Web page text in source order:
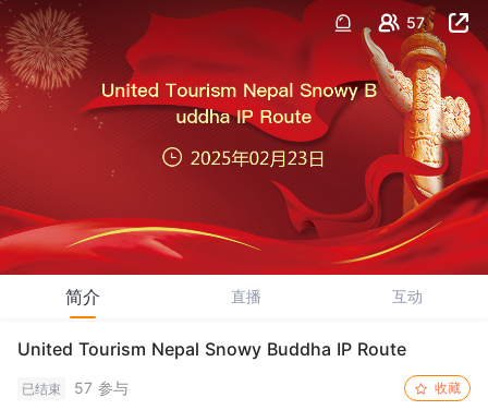
57
简介 直播 互动
United Tourism Nepal Snowy Buddha IP Route
已结束 57 参与 收藏